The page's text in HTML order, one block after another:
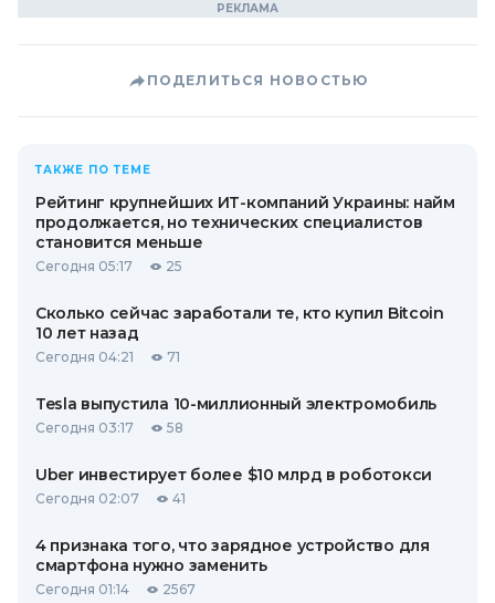
ПОДЕЛИТЬСЯ НОВОСТЬЮ
ТАКЖЕ ПО ТЕМЕ
Рейтинг крупнейших ИТ-компаний Украины: найм
продолжается, но технических специалистов
становится меньше
Сегодня 05:17 25
Сколько сейчас заработали те, кто купил Bitcoin
10 лет назад
Сегодня 04:21 71
Tesla выпустила 10-миллионный электромобиль
Сегодня 03:17 58
Uber инвестирует более $10 млрд в роботокси
Сегодня 02:07 41
4 признака того, что зарядное устройство для
смартфона нужно заменить
Сегодня 01:14 2567